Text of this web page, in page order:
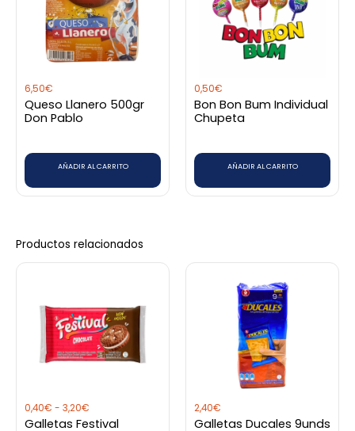
Debesaccederpara publicar una valoración.
6,50€
Queso Llanero 500gr
Don Pablo
AÑADIR AL CARRITO
0,50€
Bon Bon Bum Individual
Chupeta
AÑADIR AL CARRITO
Productos relacionados
0,40€ - 3,20€
0,40€
hasta
3,20€
Galletas Festival
Este
tiene
múltiples
variantes.
se
2,40€
Galletas Ducales 9unds